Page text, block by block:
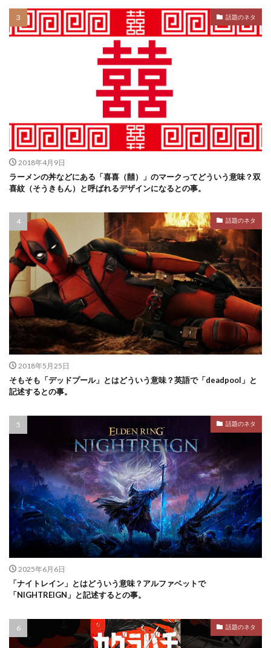
話題のネタ
2018年4月9日
ラーメンの丼などにある「喜喜（囍）」のマークってどういう意味？双
喜紋（そうきもん）と呼ばれるデザインになるとの事。
話題のネタ
2018年5月25日
そもそも「デッドプール」とはどういう意味？英語で「deadpool」と
記述するとの事。
話題のネタ
2025年6月6日
「ナイトレイン」とはどういう意味？アルファベットで
「NIGHTREIGN」と記述するとの事。
話題のネタ